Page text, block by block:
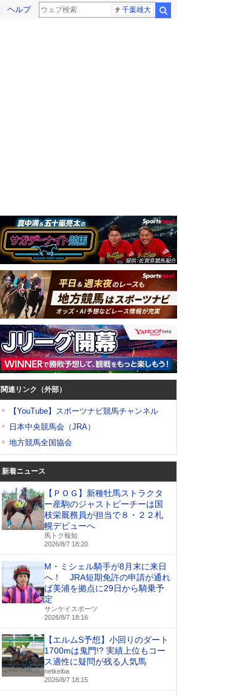
ヘルプ 千葉雄大
関連リンク（外部）
【YouTube】スポーツナビ競馬チャンネル
日本中央競馬会（JRA）
地方競馬全国協会
新着ニュース
【ＰＯＧ】新種牡馬ストラクタ
ー産駒のジャストピーチーは国
枝栄厩務員が担当で８・２２札
幌デビューへ
馬トク報知
2026/8/7 18:20
M・ミシェル騎手が8月末に来日
へ！ JRA短期免許の申請が通れ
ば美浦を拠点に29日から騎乗予
定
サンケイスポーツ
2026/8/7 18:16
【エルムS予想】小回りのダート
1700mは鬼門!? 実績上位もコー
ス適性に疑問が残る人気馬
netkeiba
2026/8/7 18:15